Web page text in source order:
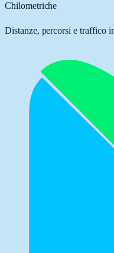
Chilometriche
Distanze, percorsi e traffico